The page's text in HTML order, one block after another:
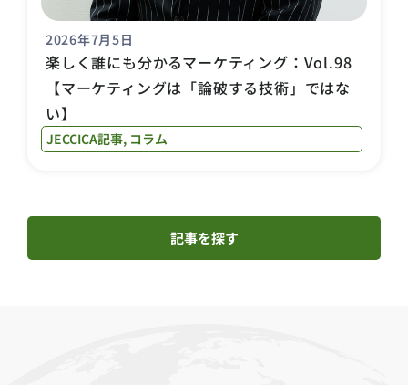
2026年7月5日
楽しく誰にも分かるマーケティング：Vol.98
【マーケティングは「論破する技術」ではな
い】
JECCICA記事, コラム
記事を探す